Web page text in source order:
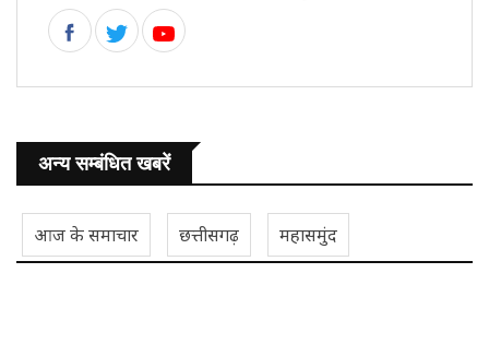
अन्य सम्बंधित खबरें
आज के समाचार छत्तीसगढ़ महासमुंद